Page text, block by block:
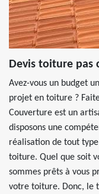
Devis toiture pas
Avez-vous un budget
projet en toiture ?
Couverture est un
disposons une
réalisation de tout
toiture. Quel que soit
sommes prêts à vous
votre toiture. Donc, le